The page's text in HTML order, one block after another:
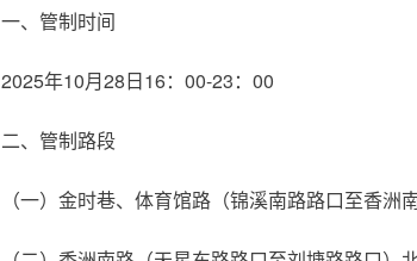
一、管制时间
2025年10月28日16：00-23：00
二、管制路段
（一）金时巷、体育馆路（锦溪南路路口至香洲